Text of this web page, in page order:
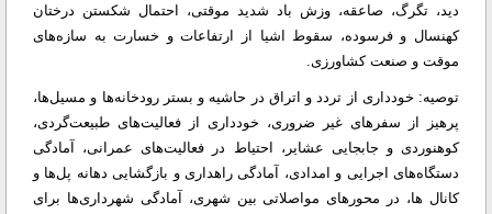
دید، تگرگ، صاعقه، وزش باد شدید موقتی، احتمال شکستن درختان
کهنسال و فرسوده، سقوط اشیا از ارتفاعات و خسارت به سازه‌های
موقت و صنعت کشاورزی.
توصیه: خودداری از تردد و اتراق در حاشیه و بستر رودخانه‌ها و مسیل‌ها،
پرهیز از سفرهای غیر ضروری، خودداری از فعالیت‌های طبیعت‌گردی،
کوهنوردی و جابجایی عشایر، احتیاط در فعالیت‌های عمرانی، آمادگی
دستگاه‌های اجرایی و امدادی، آمادگی راهداری و بازگشایی دهانه پل‌ها و
کانال ها، در محورهای مواصلاتی بین شهری، آمادگی شهرداری‌ها برای